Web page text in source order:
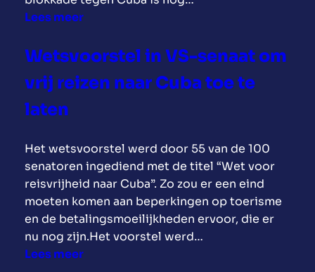
Lees meer:
r
t
m
a
r
s
#
T
Wetsvoorstel in VS-senaat om
vrij reizen naar Cuba toe te
laten
Het wetsvoorstel werd door 55 van de 100
senatoren ingediend met de titel “Wet voor
reisvrijheid naar Cuba”. Zo zou er een eind
moeten komen aan beperkingen op toerisme
en de betalingsmoeilijkheden ervoor, die er
nu nog zijn.Het voorstel werd…
Lees meer: